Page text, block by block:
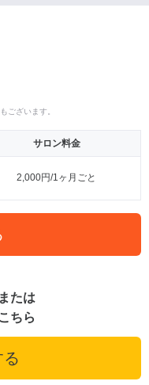
ございます。
サロン料金
2,000円/1ヶ月ごと
たは
ちら